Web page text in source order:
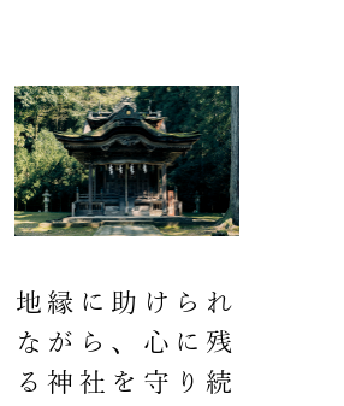
地縁に助けられ
ながら、心に残
る神社を守り続